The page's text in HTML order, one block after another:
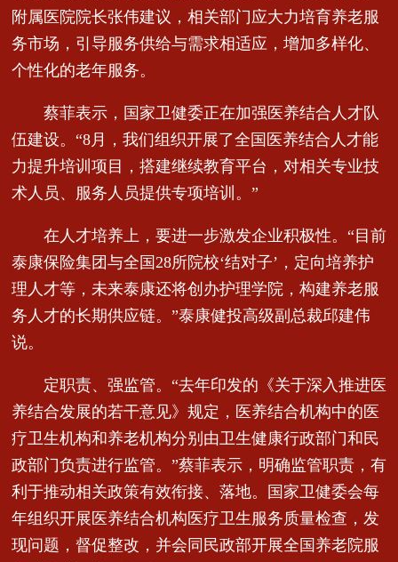
附属医院院长张伟建议，相关部门应大力培育养老服
务市场，引导服务供给与需求相适应，增加多样化、
个性化的老年服务。
蔡菲表示，国家卫健委正在加强医养结合人才队
伍建设。“8月，我们组织开展了全国医养结合人才能
力提升培训项目，搭建继续教育平台，对相关专业技
术人员、服务人员提供专项培训。”
在人才培养上，要进一步激发企业积极性。“目前
泰康保险集团与全国28所院校‘结对子’，定向培养护
理人才等，未来泰康还将创办护理学院，构建养老服
务人才的长期供应链。”泰康健投高级副总裁邱建伟
说。
定职责、强监管。“去年印发的《关于深入推进医
养结合发展的若干意见》规定，医养结合机构中的医
疗卫生机构和养老机构分别由卫生健康行政部门和民
政部门负责进行监管。”蔡菲表示，明确监管职责，有
利于推动相关政策有效衔接、落地。国家卫健委会每
年组织开展医养结合机构医疗卫生服务质量检查，发
现问题，督促整改，并会同民政部开展全国养老院服